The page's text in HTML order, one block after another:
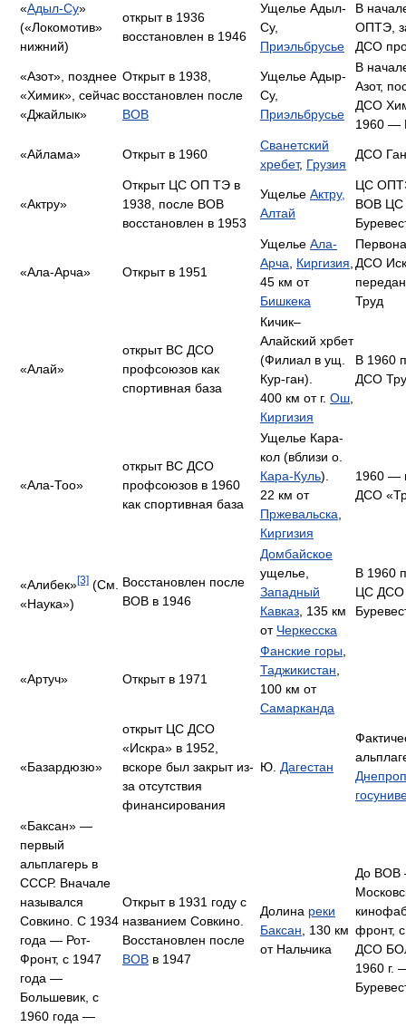
«Адыл-Су»
(«Локомотив»
нижний)
открыт в 1936
восстановлен в 1946
Ущелье Адыл-
Су,
Приэльбрусье
В
ОПТЭ,
ДСО
«Азот», позднее
«Химик», сейчас
«Джайлык»
Открыт в 1938,
восстановлен после
ВОВ
Ущелье Адыр-
Су,
Приэльбрусье
В
Азот,
ДСО
1960
«Айлама» Открыт в 1960
Сванетский
хребет, Грузия
ДСО
«Актру»
Открыт ЦС ОП ТЭ в
1938, после ВОВ
восстановлен в 1953
Ущелье Актру,
Алтай
ЦС
ВОВ
«Ала-Арча» Открыт в 1951
Ущелье Ала-
Арча, Киргизия,
45 км от
Бишкека
ДСО
Труд
«Алай»
открыт ВС ДСО
профсоюзов как
спортивная база
Кичик–
Алайский хрбет
(Филиал в ущ.
Кур-ган).
400 км от г. Ош,
Киргизия
В 1960
ДСО
«Ала-Тоо»
открыт ВС ДСО
профсоюзов в 1960
как спортивная база
Ущелье Кара-
кол (вблизи о.
Кара-Куль).
22 км от
Пржевальска,
Киргизия
1960 —
ДСО
«Алибек»[3] (См.
«Наука»)
Восстановлен после
ВОВ в 1946
Домбайское
ущелье,
Западный
Кавказ, 135 км
от Черкесска
В 1960
ЦС ДСО
«Артуч» Открыт в 1971
Фанские горы,
Таджикистан,
100 км от
Самарканда
«Базардюзю»
открыт ЦС ДСО
«Искра» в 1952,
вскоре был закрыт из-
за отсутствия
финансирования
Ю. Дагестан
«Баксан» —
первый
альплагерь в
СССР. Вначале
назывался
Совкино. С 1934
года — Рот-
Фронт, с 1947
года —
Большевик, с
1960 года —
Открыт в 1931 году с
названием Совкино.
Восстановлен после
ВОВ в 1947
Долина реки
Баксан, 130 км
от Нальчика
До ВОВ
фронт,
ДСО
1960